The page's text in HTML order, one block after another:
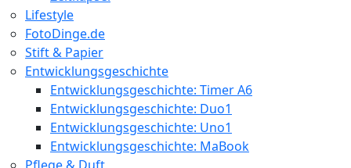
Lifestyle
FotoDinge.de
Stift & Papier
Entwicklungsgeschichte
Entwicklungsgeschichte: Timer A6
Entwicklungsgeschichte: Duo1
Entwicklungsgeschichte: Uno1
Entwicklungsgeschichte: MaBook